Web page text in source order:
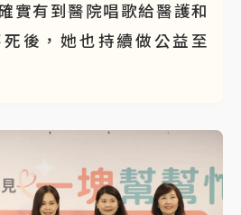
實有到醫院唱歌給醫護和
後，她也持續做公益至